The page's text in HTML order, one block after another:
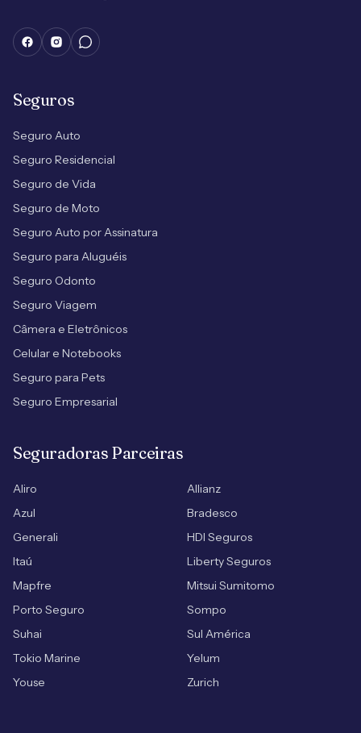
Seguros
Seguro Auto
Seguro Residencial
Seguro de Vida
Seguro de Moto
Seguro Auto por Assinatura
Seguro para Aluguéis
Seguro Odonto
Seguro Viagem
Câmera e Eletrônicos
Celular e Notebooks
Seguro para Pets
Seguro Empresarial
Seguradoras Parceiras
Aliro
Allianz
Azul
Bradesco
Generali
HDI Seguros
Itaú
Liberty Seguros
Mapfre
Mitsui Sumitomo
Porto Seguro
Sompo
Suhai
Sul América
Tokio Marine
Yelum
Youse
Zurich